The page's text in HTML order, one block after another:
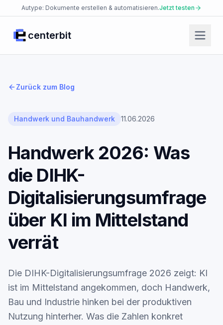
Autype: Dokumente erstellen & automatisieren.Jetzt testen
centerbit
Start
Facio Agent
AI Security Platform
Enterprise Knowledge Base
JsonCut Media
Json2doc Documents
Leistungen
Blog
Kontakt
ENGLISH
Zurück zum Blog
Handwerk und Bauhandwerk 11.06.2026
Handwerk 2026: Was
die DIHK-
Digitalisierungsumfrage
über KI im Mittelstand
verrät
Die DIHK-Digitalisierungsumfrage 2026 zeigt: KI
ist im Mittelstand angekommen, doch Handwerk,
Bau und Industrie hinken bei der produktiven
Nutzung hinterher. Was die Zahlen konkret